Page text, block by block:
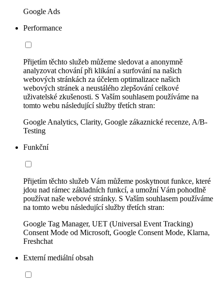
Google Ads
Performance
Přijetím těchto služeb můžeme sledovat a anonymně
analyzovat chování při klikání a surfování na našich
webových stránkách za účelem optimalizace našich
webových stránek a neustálého zlepšování celkové
uživatelské zkušenosti. S Vaším souhlasem používáme na
tomto webu následující služby třetích stran:
Google Analytics, Clarity, Google zákaznické recenze, A/B-
Testing
Funkční
Přijetím těchto služeb Vám můžeme poskytnout funkce, které
jdou nad rámec základních funkcí, a umožní Vám pohodlně
používat naše webové stránky. S Vaším souhlasem používáme
na tomto webu následující služby třetích stran:
Google Tag Manager, UET (Universal Event Tracking)
Consent Mode od Microsoft, Google Consent Mode, Klarna,
Freshchat
Externí mediální obsah